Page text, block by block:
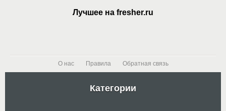
Лучшее на fresher.ru
О нас Правила Обратная связь
Категории